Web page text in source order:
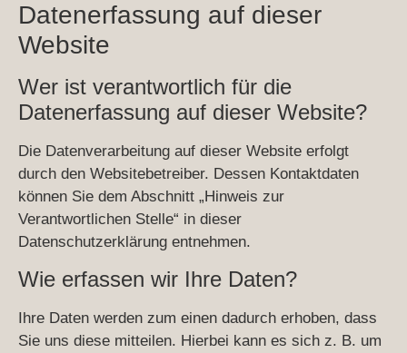
Datenerfassung auf dieser
Website
Wer ist verantwortlich für die
Datenerfassung auf dieser Website?
Die Datenverarbeitung auf dieser Website erfolgt
durch den Websitebetreiber. Dessen Kontaktdaten
können Sie dem Abschnitt „Hinweis zur
Verantwortlichen Stelle“ in dieser
Datenschutzerklärung entnehmen.
Wie erfassen wir Ihre Daten?
Ihre Daten werden zum einen dadurch erhoben, dass
Sie uns diese mitteilen. Hierbei kann es sich z. B. um